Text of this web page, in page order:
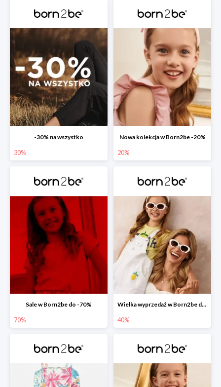
-30% na wszystko
30%
Nowa kolekcja w Born2be -20%
20%
Sale w Born2be do -70%
70%
Wielka wyprzedaż w Born2be do -40%
40%